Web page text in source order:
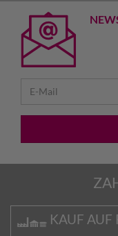
KAUF AUF